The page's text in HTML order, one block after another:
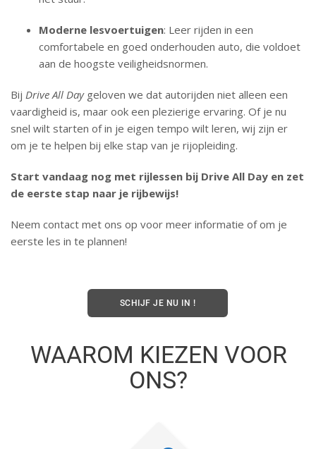
Moderne lesvoertuigen: Leer rijden in een
comfortabele en goed onderhouden auto, die voldoet
aan de hoogste veiligheidsnormen.
Bij Drive All Daygeloven we dat autorijden niet alleen een
vaardigheid is, maar ook een plezierige ervaring. Of je nu
snel wilt starten of in je eigen tempo wilt leren, wij zijn er
om je te helpen bij elke stap van je rijopleiding.
Start vandaag nog met rijlessen bij Drive All Day en zet
de eerste stap naar je rijbewijs!
Neem contact met ons op voor meer informatie of om je
eerste les in te plannen!
SCHIJF JE NU IN !
WAAROM KIEZEN VOOR
ONS?